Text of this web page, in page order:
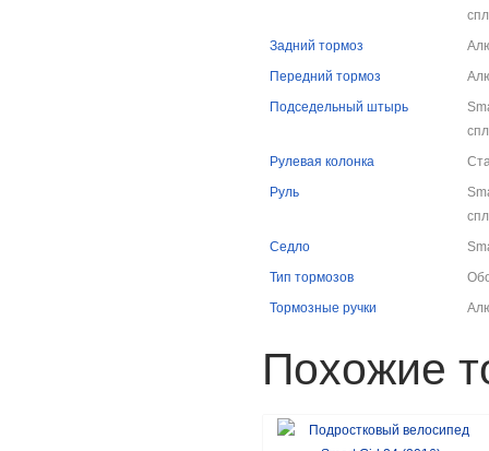
Задний тормоз
Передний тормоз
Подседельный штырь
Рулевая колонка
Руль
Седло
Тип тормозов
Тормозные ручки
Похожие